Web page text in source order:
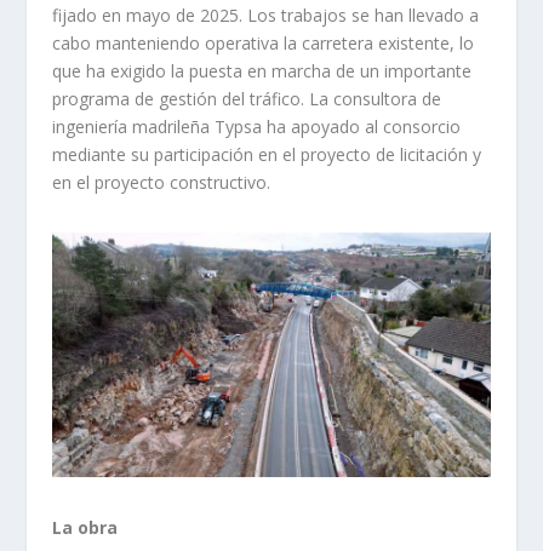
fijado en mayo de 2025. Los trabajos se han llevado a
cabo manteniendo operativa la carretera existente, lo
que ha exigido la puesta en marcha de un importante
programa de gestión del tráfico. La consultora de
ingeniería madrileña Typsa ha apoyado al consorcio
mediante su participación en el proyecto de licitación y
en el proyecto constructivo.
La obra